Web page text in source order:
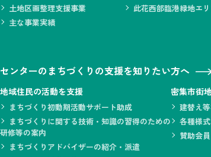
土地区画整理支援事業
主な事業実績
此花西部臨港緑地エ
センターのまちづくりの支援を知りたい方へ
地域住民の活動を支援
まちづくり初動期活動サポート助成
まちづくりに関する技術・知識の習得のための
研修等の案内
まちづくりアドバイザーの紹介・派遣
密集市街
建替え
各種様式
賛助会員